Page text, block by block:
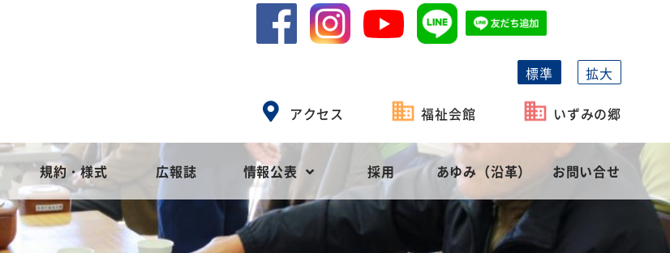
標準 拡大
アクセス 福祉会館 いずみの郷
社会福祉協議会のめざすもの 社会福祉協議会の機能 長泉町社会福祉協議会の概要
高齢者福祉 障がい者福祉 相談・貸付
規約・様式 広報誌 情報公表
地域福祉活動計画 予算
採用 あゆみ（沿革） お問い合せ